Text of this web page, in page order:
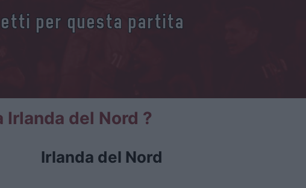
per questa partita
del Nord ?
Irlanda del Nord